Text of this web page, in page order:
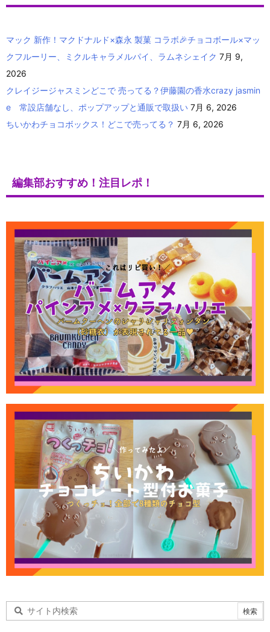
マック 新作！マクドナルド×森永 製菓 コラボ🎉チョコボール×マッ
クフルーリー、ミクルキャラメルパイ、ラムネシェイク 7月 9,
2026
クレイジージャスミンどこで 売ってる？伊藤園の香水crazy jasmin
e 常設店舗なし、ポップアップと通販で取扱い 7月 6, 2026
ちいかわチョコボックス！どこで売ってる？ 7月 6, 2026
編集部おすすめ！注目レポ！